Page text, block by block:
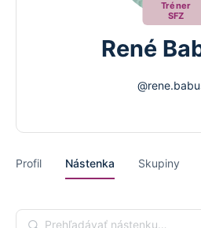
Tréner
SFZ
René
Profil Nástenka Skupiny
Prehľadávať